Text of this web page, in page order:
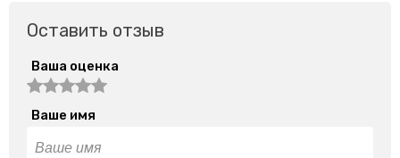
Оставить отзыв
Ваша оценка
Ваше имя